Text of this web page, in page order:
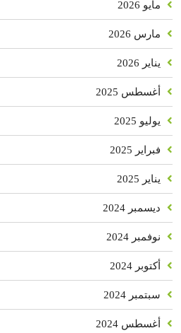
مايو 2026
مارس 2026
يناير 2026
أغسطس 2025
يوليو 2025
فبراير 2025
يناير 2025
ديسمبر 2024
نوفمبر 2024
أكتوبر 2024
سبتمبر 2024
أغسطس 2024